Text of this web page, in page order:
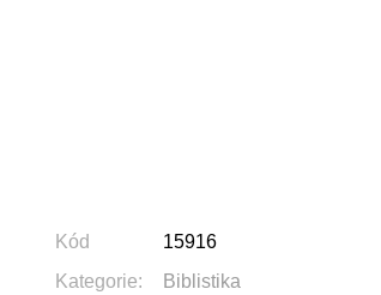
Kód
15916
Kategorie: Biblistika